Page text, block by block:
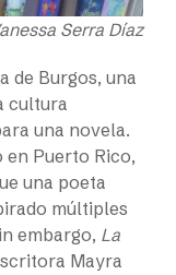
Serra Díaz
de Burgos, una
cultura
una novela.
en Puerto Rico,
una poeta
múltiples
embargo, La
Mayra